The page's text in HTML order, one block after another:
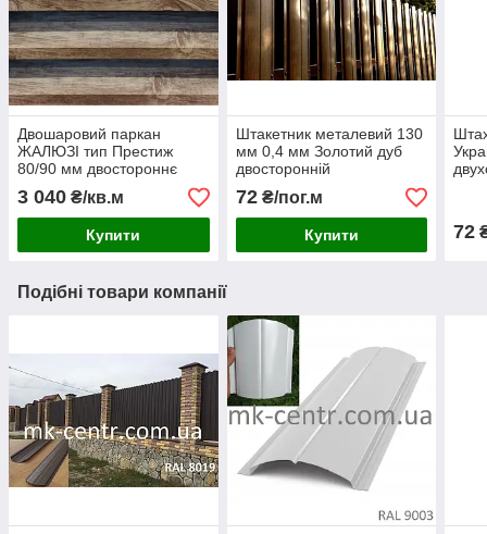
Двошаровий паркан
ЖАЛЮЗІ тип Престиж
80/90 мм двостороннє
покриття під дерево
3 040 ₴/кв.м
Купити
Штакетник металевий 130
мм 0,4 мм Золотий дуб
двосторонній
Євроштакетник штахетник
купити
72₴/пог.м
Купити 72
Подібні товари компанії